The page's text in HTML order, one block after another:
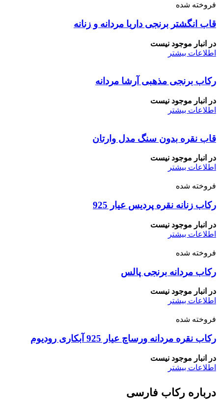
فروخته شده
قاب انگشتر برنجی داریا مردانه و زنانه
در انبار موجود نیست
اطلاعات بیشتر
رکاب برنجی مذهبی آرشا مردانه
در انبار موجود نیست
اطلاعات بیشتر
قاب نقره بدون سنگ مدل وارتان
در انبار موجود نیست
اطلاعات بیشتر
فروخته شده
رکاب زنانه نقره پردیس عیار 925
در انبار موجود نیست
اطلاعات بیشتر
فروخته شده
رکاب مردانه برنجی پالس
در انبار موجود نیست
اطلاعات بیشتر
فروخته شده
رکاب نقره مردانه ورساچ عیار 925 آبکاری رودیوم
در انبار موجود نیست
اطلاعات بیشتر
درباره رکاب فارسی